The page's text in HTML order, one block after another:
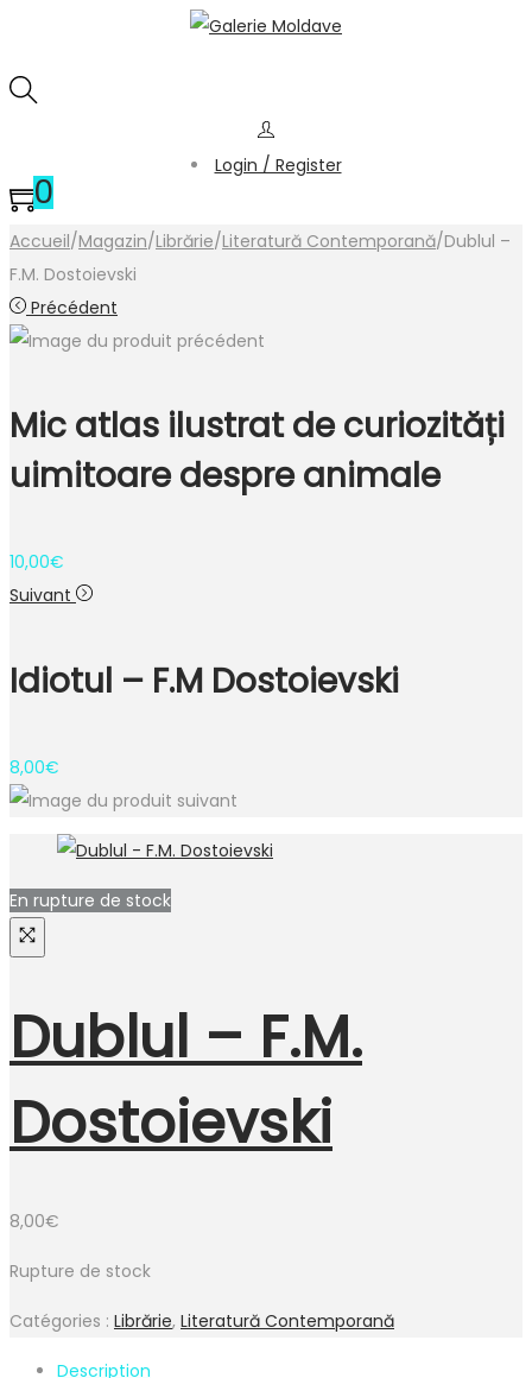
Login / Register
0
Accueil/Magazin/Librărie/Literatură Contemporană/Dublul –
F.M. Dostoievski
Précédent
Mic atlas ilustrat de curiozități
uimitoare despre animale
10,00€
Suivant
Idiotul – F.M Dostoievski
8,00€
En rupture de stock
Dublul – F.M.
Dostoievski
8,00€
Rupture de stock
Catégories : Librărie, Literatură Contemporană
Description